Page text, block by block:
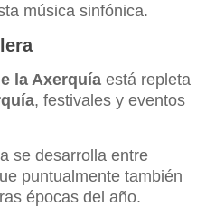
música sinfónica.
la Axerquía está repleta
, festivales y eventos
se desarrolla entre
puntualmente también
épocas del año.